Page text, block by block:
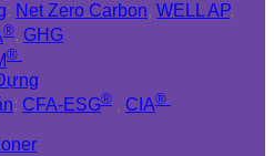
: Net Zero Carbon, WELL AP,
®, GHG
®
: CFA-ESG® , CIA®